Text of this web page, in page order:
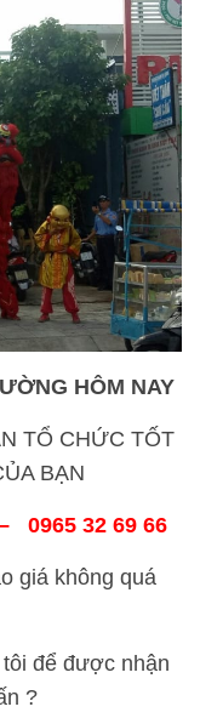
HÔM NAY
TỔ CHỨC TỐT
BẠN
0965 32 69 66
giá không quá
để được nhận
?